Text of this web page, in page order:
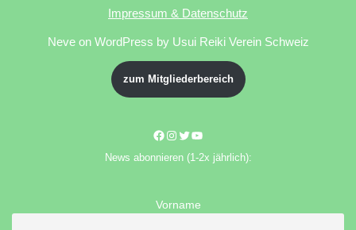
Impressum & Datenschutz
Neveon WordPress by Usui Reiki Verein Schweiz
zum Mitgliederbereich
News abonnieren (1-2x jährlich):
Vorname